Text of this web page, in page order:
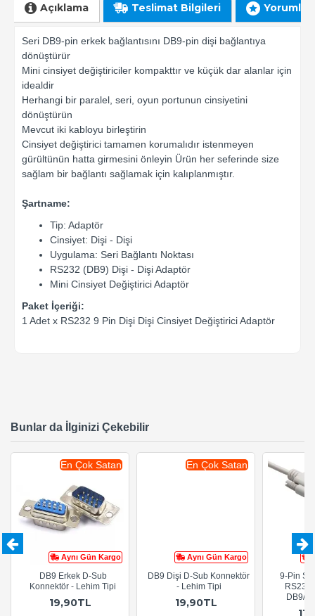
Açıklama Teslimat Bilgileri Yorumlar
Seri DB9-pin erkek bağlantısını DB9-pin dişi bağlantıya
dönüştürür
Mini cinsiyet değiştiriciler kompakttır ve küçük dar alanlar için
idealdir
Herhangi bir paralel, seri, oyun portunun cinsiyetini
dönüştürün
Mevcut iki kabloyu birleştirin
Cinsiyet değiştirici tamamen korumalıdır istenmeyen
gürültünün hatta girmesini önleyin Ürün her seferinde size
sağlam bir bağlantı sağlamak için kalıplanmıştır.
Şartname:
Tip: Adaptör
Cinsiyet: Dişi - Dişi
Uygulama: Seri Bağlantı Noktası
RS232 (DB9) Dişi - Dişi Adaptör
Mini Cinsiyet Değiştirici Adaptör
Paket İçeriği:
1 Adet x RS232 9 Pin Dişi Dişi Cinsiyet Değiştirici Adaptör
Bunlar da İlginizi Çekebilir
Aynı Gün Kargo
En Çok Satan
DB9 Erkek D-Sub
Konnektör - Lehim Tipi
19,90TL
Aynı Gün Kargo
En Çok Satan
DB9 Dişi D-Sub Konnektör
- Lehim Tipi
19,90TL
9-Pin
RS232
DB9/